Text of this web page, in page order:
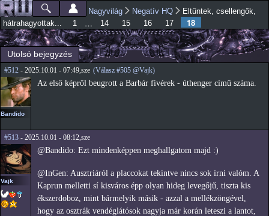
Ugrás a
tartalomra
Főmenü
Jelenlegi hely
Nagyvilág Negatív HQ
Eltűntek, csellengők,
hátrahagyottak...
1 … 14 15 16 17 18
Utolsó bejegyzés
#512 - 2025.10.01 - 07:49,sze (Válasz #505 @Vajk)
Bandido
Az első képről beugrott a Barbár fivérek - úthenger című száma.
#513 - 2025.10.01 - 08:12,sze
Vajk
@Bandido: Ezt mindenképpen meghallgatom majd :)
@InGen: Ausztriáról a placcokat tekintve nincs sok írni valóm. A
Kaprun melletti sí kisváros épp olyan hideg levegőjű, tiszta kis
ékszerdoboz, mint bármelyik másik - azzal a mellékzöngével,
hogy az osztrák vendéglátósok nagyja már korán leteszi a lantot,